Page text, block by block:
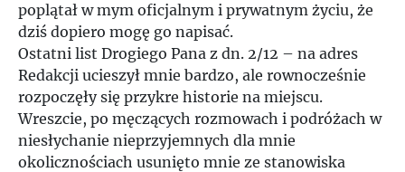
poplątał w mym oficjalnym i prywatnym życiu, że
dziś dopiero mogę go napisać.
Ostatni list Drogiego Pana z dn. 2/12 – na adres
Redakcji ucieszył mnie bardzo, ale rownocześnie
rozpoczęły się przykre historie na miejscu.
Wreszcie, po męczących rozmowach i podróżach w
niesłychanie nieprzyjemnych dla mnie
okolicznościach usunięto mnie ze stanowiska